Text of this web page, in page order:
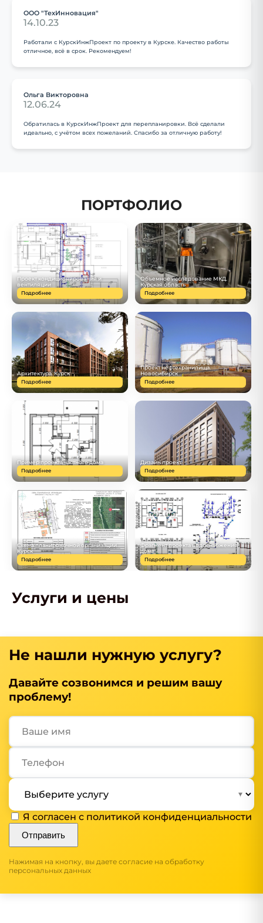
ООО "ТехИнновация"
14.10.23
Работали с КурскИнжПроект по проекту в Курске. Качество работы
отличное, всё в срок. Рекомендуем!
Ольга Викторовна
12.06.24
Обратилась в КурскИнжПроект для перепланировки. Всё сделали
идеально, с учётом всех пожеланий. Спасибо за отличную работу!
ПОРТФОЛИО
Проект кондиционирования и
вентиляции
Подробнее
Объемное исследование МКД.
Курская область
Подробнее
Архитектура. Курск
Подробнее
Проект нефтехранилища.
Новосибирск
Подробнее
Пример проекта частного дома
Подробнее
Дизайн проект
Подробнее
Схема планировочной организации
Курск
Подробнее
Фрагмент проекта водоснабжения
дома
Подробнее
Услуги и цены
Не нашли нужную услугу?
Давайте созвонимся и решим вашу
проблему!
Я согласен с политикой конфиденциальности
Отправить
Нажимая на кнопку, вы даете согласие на обработку
персональных данных